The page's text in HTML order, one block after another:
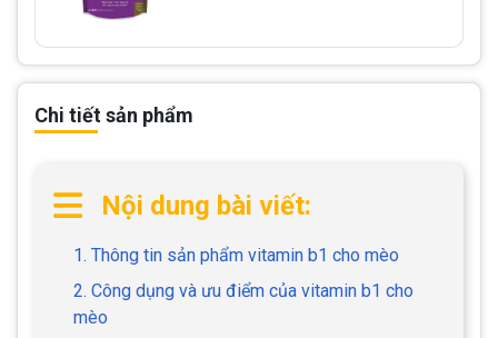
Chi tiết sản phẩm
Nội dung bài viết:
1. Thông tin sản phẩm vitamin b1 cho mèo
2. Công dụng và ưu điểm của vitamin b1 cho
mèo